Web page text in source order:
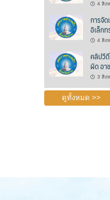
4 สิง
การจั
อิเล็ก
4 สิง
คลิปวี
ผิด อา
3 สิง
ดูทั้งหมด >>